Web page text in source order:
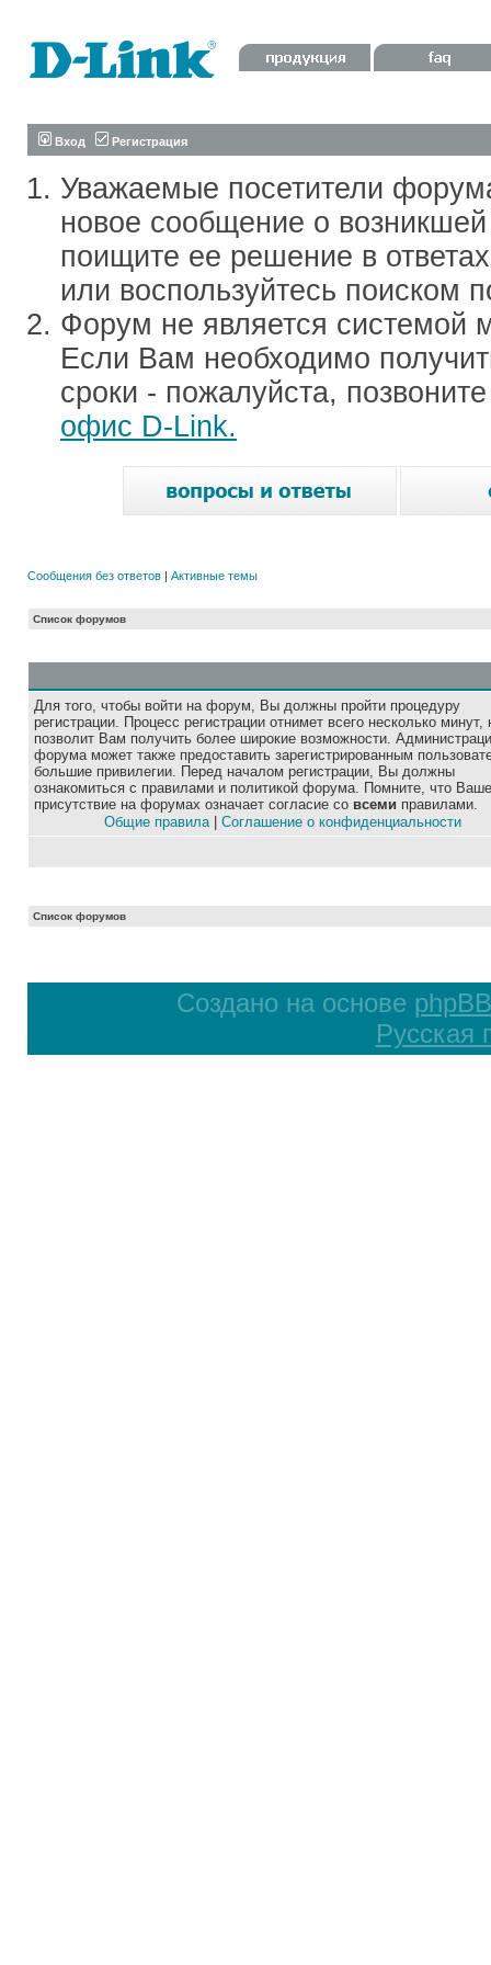
Вход Регистрация
Уважаемые посетители
новое сообщение о
поищите ее решение в
или воспользуйтесь поиском
Форум не является системой
Если Вам необходимо
сроки - пожалуйста,
офис D-Link.
Сообщения без ответов | Активные темы
Список форумов
Для того, чтобы войти на форум, Вы должны пройти процедуру
регистрации. Процесс регистрации отнимет всего несколько минут,
позволит Вам получить более широкие возможности.
форума может также предоставить зарегистрированным
большие привилегии. Перед началом регистрации, Вы должны
ознакомиться с правилами и политикой форума. Помните, что Ваше
присутствие на форумах означает согласие со всеми правилами.
Общие правила| Соглашение о конфиденциальности
Список форумов
Создано на основе phpBB
Русская